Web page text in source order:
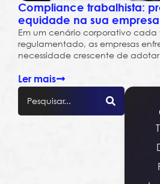
Compliance trabalhista:
equidade na sua empresa
Em um cenário corporativo cada
regulamentado, as empresas
necessidade crescente de
Ler mais